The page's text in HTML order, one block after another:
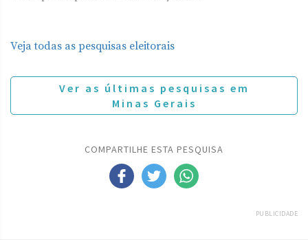
Veja todas as pesquisas eleitorais
Ver as últimas pesquisas em
Minas Gerais
COMPARTILHE ESTA PESQUISA
PUBLICIDADE